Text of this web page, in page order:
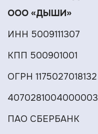
ООО «ДЫШИ»
ИНН 5009111307
КПП 500901001
ОГРН 1175027018132
ПАО СБЕРБАНК